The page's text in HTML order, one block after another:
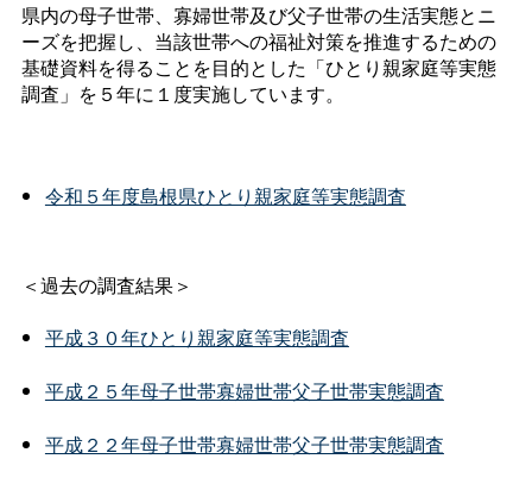
県内の母子世帯、寡婦世帯及び父子世帯の生活実態とニ
ーズを把握し、当該世帯への福祉対策を推進するための
基礎資料を得ることを目的とした「ひとり親家庭等実態
調査」を５年に１度実施しています。
令和５年度島根県ひとり親家庭等実態調査
＜過去の調査結果＞
平成３０年ひとり親家庭等実態調査
平成２５年母子世帯寡婦世帯父子世帯実態調査
平成２２年母子世帯寡婦世帯父子世帯実態調査